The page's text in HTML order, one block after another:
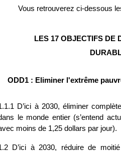
Vous retrouverez ci-dessous
LES 17 OBJECTIFS DE
ODD1 : Eliminer l'extrême
D’ici à 2030, éliminer
le monde entier (s’entend
moins de 1,25 dollars par jour).
D’ici à 2030, réduire de